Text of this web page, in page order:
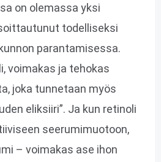
on olemassa yksi
todelliseksi
parantamisessa.
voimakas ja tehokas
joka tunnetaan myös
eliksiiri”. Ja kun retinoli
seerumimuotoon,
– voimakas ase ihon